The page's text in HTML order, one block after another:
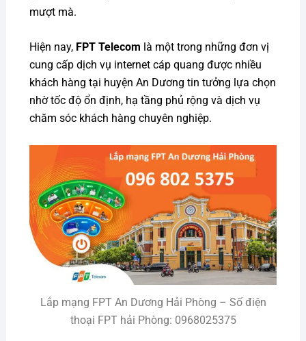
mượt mà.
Hiện nay, FPT Telecom là một trong những đơn vị
cung cấp dịch vụ internet cáp quang được nhiều
khách hàng tại huyện An Dương tin tưởng lựa chọn
nhờ tốc độ ổn định, hạ tầng phủ rộng và dịch vụ
chăm sóc khách hàng chuyên nghiệp.
Lắp mạng FPT An Dương Hải Phòng – Số điện
thoại FPT hải Phòng: 0968025375